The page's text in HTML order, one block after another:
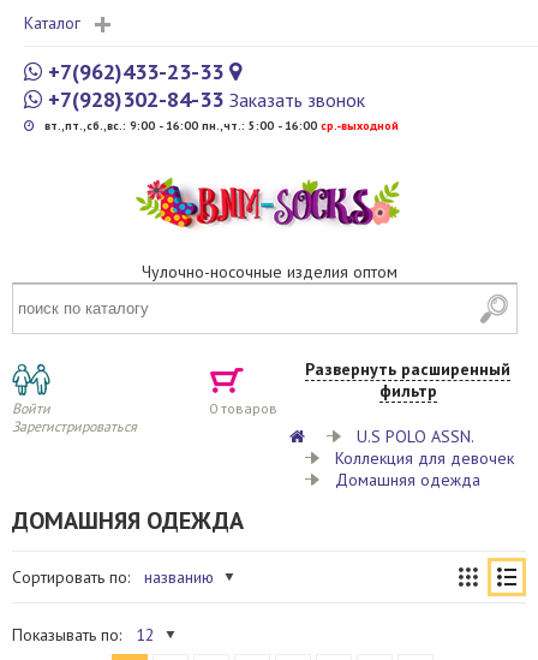
Каталог
+7(962)433-23-33
+7(928)302-84-33 Заказать звонок
вт.,пт.,сб.,вс.: 9:00 - 16:00 пн.,чт.: 5:00 - 16:00 cр.-выходной
Чулочно-носочные изделия оптом
Войти
Зарегистрироваться
0 товаров
Развернуть расширенный
фильтр
U.S POLO ASSN.
Коллекция для девочек
Домашняя одежда
ДОМАШНЯЯ ОДЕЖДА
Сортировать по: названию
Показывать по: 12